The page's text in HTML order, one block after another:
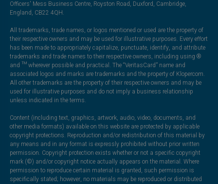
Officers' Mess Business Centre, Royston Road, Duxford, Cambridge,
England, CB22 4QH.
All trademarks, trade names, or logos mentioned or used are the property of
their respective owners and may be used for illustrative purposes. Every effort
has been made to appropriately capitalize, punctuate, identify, and attribute
trademarks and trade names to their respective owners, including using ®
and ™ wherever possible and practical. The “VeritasCard” name and
associated logos and marks are trademarks and the property of Klopercom.
All other trademarks are the property of their respective owners and may be
used for illustrative purposes and do not imply a business relationship
unless indicated in the terms.
Content (including text, graphics, artwork, audio, video, documents, and
other media formats) available on this website are protected by applicable
copyright protections. Reproduction and/or redistribution of this material by
any means and in any format is expressly prohibited without prior written
permission. Copyright protection exists whether or not a specific copyright
mark (©) and/or copyright notice actually appears on the material. Where
permission to reproduce certain material is granted, such permission is
specifically stated; however, no materials may be reproduced or distributed